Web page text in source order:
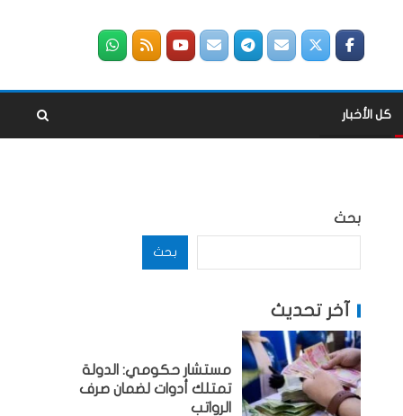
كل الأخبار
بحث
بحث
آخر تحديث
مستشار حكومي: الدولة
تمتلك أدوات لضمان صرف
الرواتب